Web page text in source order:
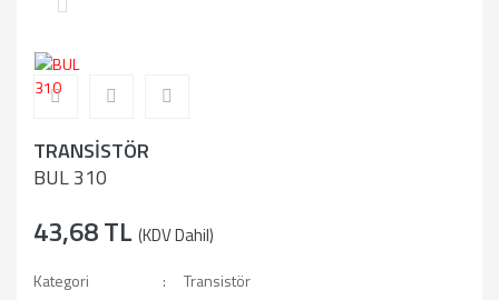
TRANSİSTÖR
BUL 310
43,68 TL (KDV Dahil)
Kategori
Transistör